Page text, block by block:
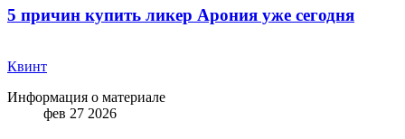
5 причин купить ликep Арония уже сегодня
Квинт
Информация о материале
фев 27 2026